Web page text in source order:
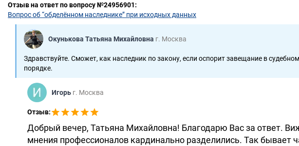
Отзыв на ответ по вопросу №24956901:
Вопрос об “обделённом наследнике” при исходных данных
Окунькова Татьяна Михайловна г. Москва
Здравствуйте. Сможет, как наследник по закону, если оспорит завещание в судебном
порядке.
Игорь г. Москва
Отзыв:
Добрый вечер, Татьяна Михайловна! Благодарю Вас за ответ.
мнения профессионалов кардинально разделились. Так бывает